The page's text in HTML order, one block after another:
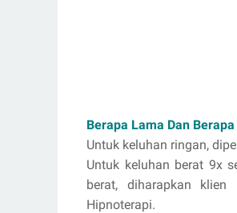
Berapa Lama Dan
Untuk keluhan ringan,
Untuk keluhan berat 9x
berat, diharapkan
Hipnoterapi.